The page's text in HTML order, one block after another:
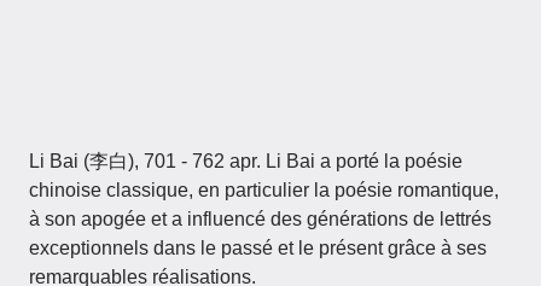
Li Bai (李白), 701 - 762 apr. Li Bai a porté la poésie
chinoise classique, en particulier la poésie romantique,
à son apogée et a influencé des générations de lettrés
exceptionnels dans le passé et le présent grâce à ses
remarquables réalisations.